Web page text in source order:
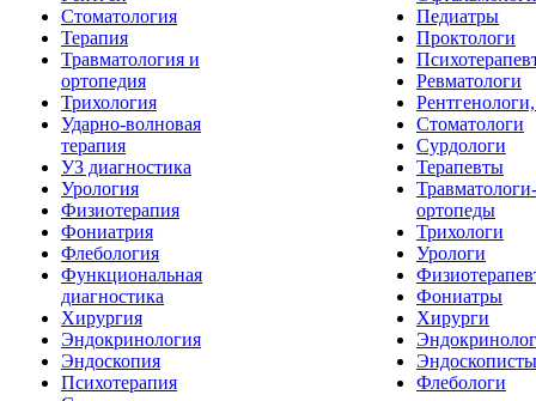
Стоматология
Терапия
Травматология и
ортопедия
Трихология
Ударно-волновая
терапия
УЗ диагностика
Урология
Физиотерапия
Фониатрия
Флебология
Функциональная
диагностика
Хирургия
Эндокринология
Эндоскопия
Психотерапия
Педиатры
Проктологи
Ревматологи
Стоматологи
Сурдологи
Терапевты
Травматологи-
ортопеды
Трихологи
Урологи
Фониатры
Хирурги
Эндоскописты
Флебологи